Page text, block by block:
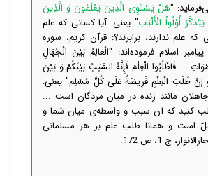
"هَلْ یَسْتَوِى الَّذِینَ یَعْلَمُونَ وَ الَّذِینَ
أُوْلُواْ الْأَلْبَاب" یعنی: آیا کسانی که علم
که علم ندارند، برابرند؟: قرآن کریم، سوره
آیه 9. ؛ پیامبر اسلام فرموده‌اند: "الْعَالِمُ بَيْنَ الْجُهَّالِ
... فَاطْلُبُوا الْعِلْمَ فَإِنَّهُ السَّبَبُ بَيْنَكُمْ وَ بَيْنَ
إِنَّ طَلَبَ الْعِلْمِ فَرِيضَةٌ عَلَى كُلِّ مُسْلِم‏" یعنی:
مانند زنده در میان مردگان است ...
کنید که آن سبب و واسطه‌ی میان شما و
است و همانا طلب علم بر هر مسلمانی
ج 1، ص 172.